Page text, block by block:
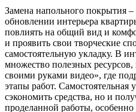
Замена напольного покрытия
обновлении интерьера
повлиять на общий вид и
и проявить свои творческие
самостоятельную укладку. В
множество полезных
своими руками видео», где
этапы работ. Самостоятельная
сэкономить средства, но и
проделанной работы,